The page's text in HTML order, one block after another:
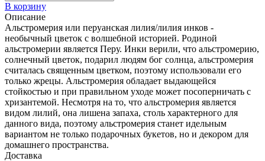
В корзину
Описание
Альстромерия или перуанская лилия/лилия инков -
необычный цветок с волшебной историей. Родиной
альстромерии является Перу. Инки верили, что альстромерию,
солнечный цветок, подарил людям бог солнца, альстромерия
считалась священным цветком, поэтому использовали его
только жрецы. Альстромерия обладает выдающейся
стойкостью и при правильном уходе может посоперничать с
хризантемой. Несмотря на то, что альстромерия является
видом лилий, она лишена запаха, столь характерного для
данного вида, поэтому альстромерия станет идельным
вариантом не только подарочных букетов, но и декором для
домашнего пространства.
Доставка